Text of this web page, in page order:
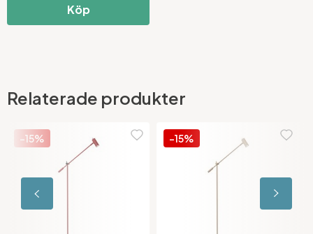
Köp
Relaterade produkter
-15% -15%